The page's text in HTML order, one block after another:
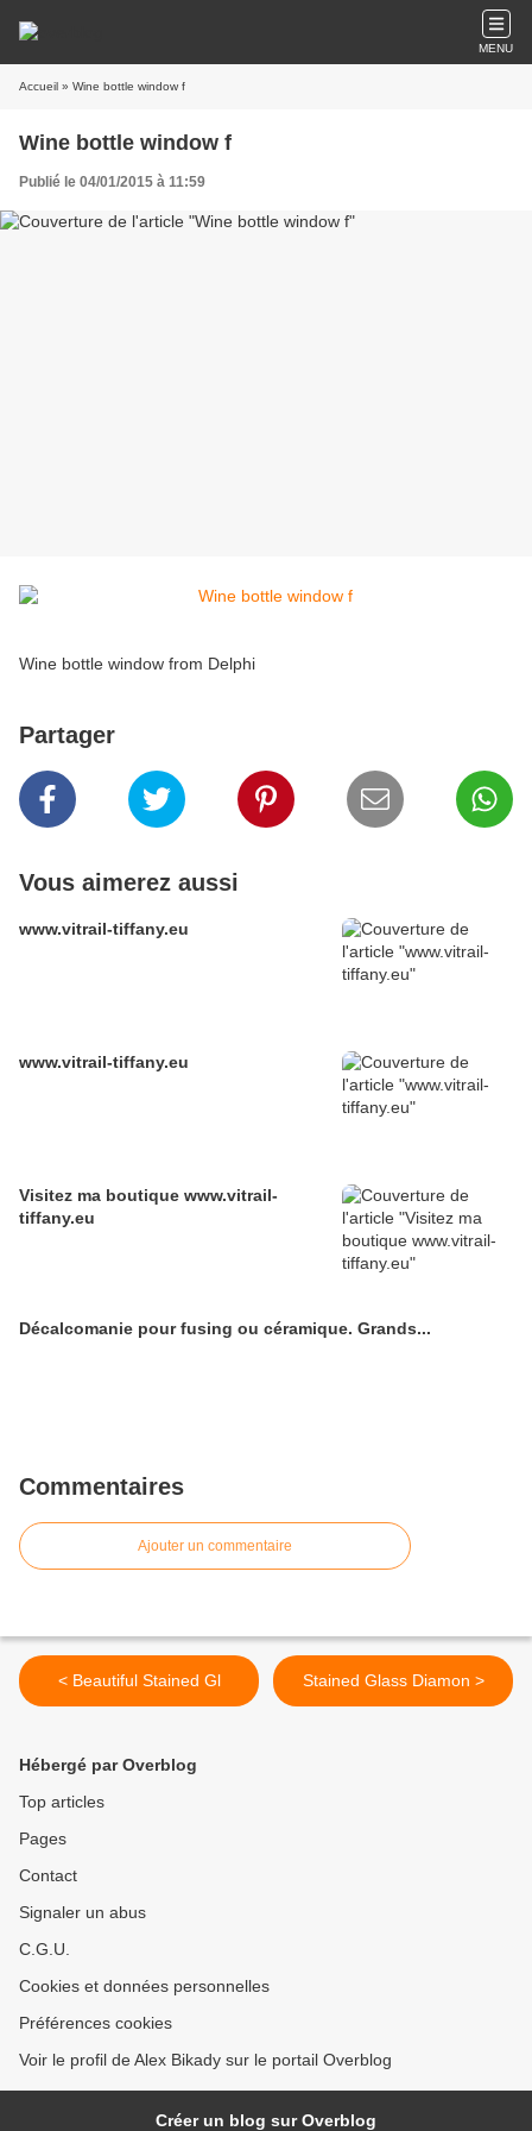
MENU
Accueil » Wine bottle window f
Wine bottle window f
Publié le 04/01/2015 à 11:59
Wine bottle window from Delphi
Partager
Vous aimerez aussi
www.vitrail-tiffany.eu
www.vitrail-tiffany.eu
Visitez ma boutique www.vitrail-
tiffany.eu
Décalcomanie pour fusing ou céramique. Grands...
Commentaires
Ajouter un commentaire
< Beautiful Stained Gl Stained Glass Diamon >
Hébergé par Overblog
Top articles
Pages
Contact
Signaler un abus
C.G.U.
Cookies et données personnelles
Préférences cookies
Voir le profil de Alex Bikady sur le portail Overblog
Créer un blog sur Overblog